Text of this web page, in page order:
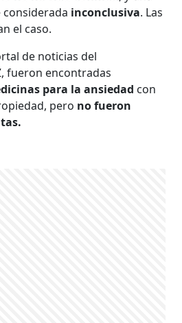
inconclusiva. Las
el caso.
de noticias del
fueron encontradas
para la ansiedad con
pero no fueron